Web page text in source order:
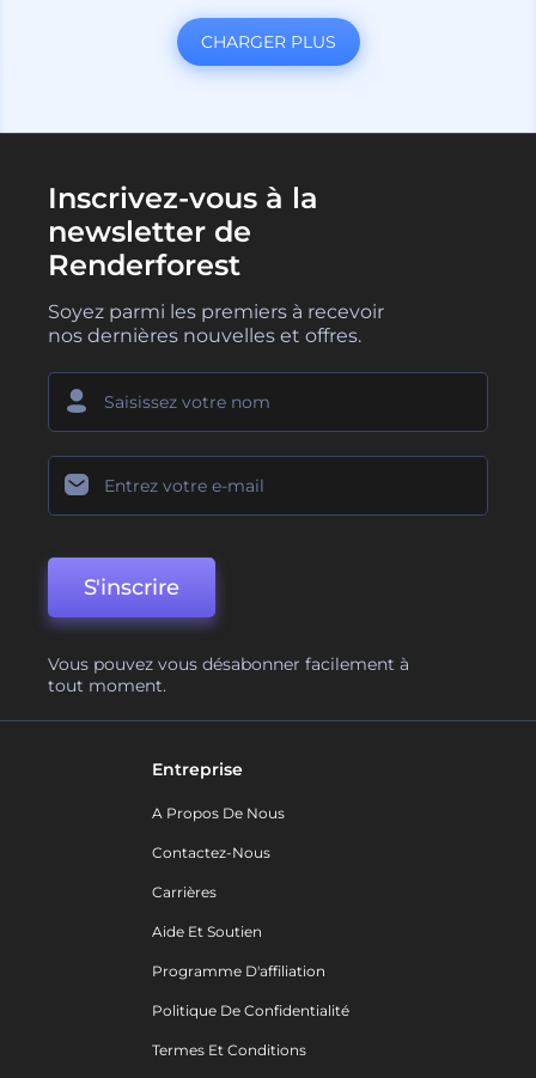
CHARGER PLUS
Inscrivez-vous à la
newsletter de
Renderforest
Soyez parmi les premiers à recevoir
nos dernières nouvelles et offres.
S'inscrire
Vous pouvez vous désabonner facilement à
tout moment.
Entreprise
A Propos De Nous
Contactez-Nous
Carrières
Aide Et Soutien
Programme D'affiliation
Politique De Confidentialité
Termes Et Conditions